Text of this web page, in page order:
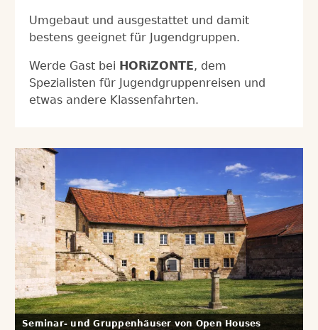
Umgebaut und ausgestattet und damit
bestens geeignet für Jugendgruppen.
Werde Gast bei HORiZONTE, dem
Spezialisten für Jugendgruppenreisen und
etwas andere Klassenfahrten.
Seminar- und Gruppenhäuser von Open Houses